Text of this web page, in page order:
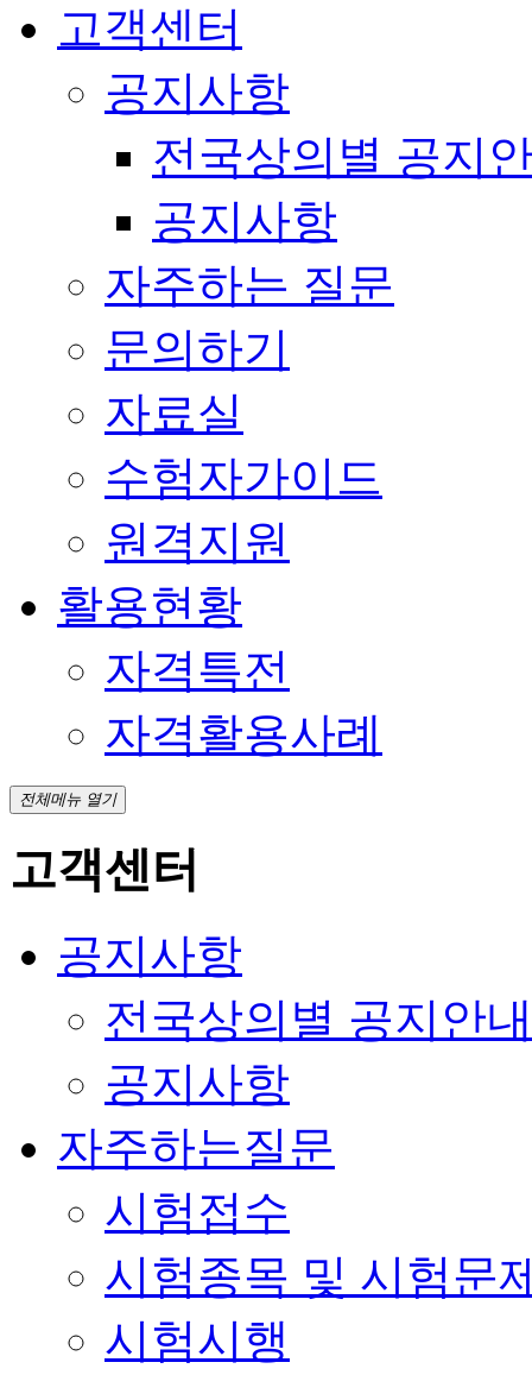
고객센터
공지사항
전국상의별 공지
공지사항
자주하는 질문
문의하기
자료실
수험자가이드
원격지원
활용현황
자격특전
자격활용사례
전체메뉴 열기
고객센터
공지사항
전국상의별 공지안내
공지사항
자주하는질문
시험접수
시험종목 및 시험문
시험시행